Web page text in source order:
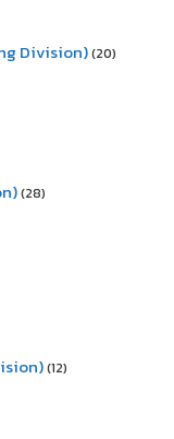
Division)(20)
(28)
(12)